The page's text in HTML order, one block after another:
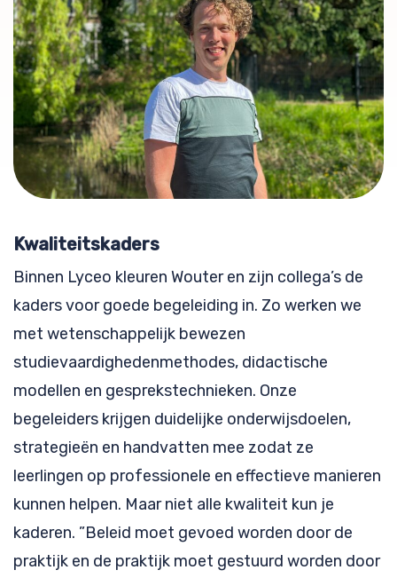
Kwaliteitskaders
Binnen Lyceo kleuren Wouter en zijn collega’s de
kaders voor goede begeleiding in. Zo werken we
met wetenschappelijk bewezen
studievaardighedenmethodes, didactische
modellen en gesprekstechnieken. Onze
begeleiders krijgen duidelijke onderwijsdoelen,
strategieën en handvatten mee zodat ze
leerlingen op professionele en effectieve manieren
kunnen helpen. Maar niet alle kwaliteit kun je
kaderen. ”Beleid moet gevoed worden door de
praktijk en de praktijk moet gestuurd worden door